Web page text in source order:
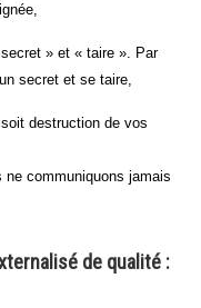
» et « taire ». Par
secret et se taire,
destruction de vos
communiquons jamais
de qualité :